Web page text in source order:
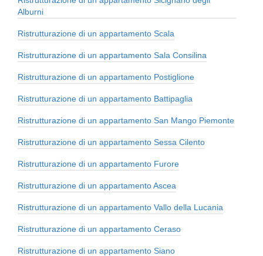
Alburni
Ristrutturazione di un appartamento Scala
Ristrutturazione di un appartamento Sala Consilina
Ristrutturazione di un appartamento Postiglione
Ristrutturazione di un appartamento Battipaglia
Ristrutturazione di un appartamento San Mango Piemonte
Ristrutturazione di un appartamento Sessa Cilento
Ristrutturazione di un appartamento Furore
Ristrutturazione di un appartamento Ascea
Ristrutturazione di un appartamento Vallo della Lucania
Ristrutturazione di un appartamento Ceraso
Ristrutturazione di un appartamento Siano